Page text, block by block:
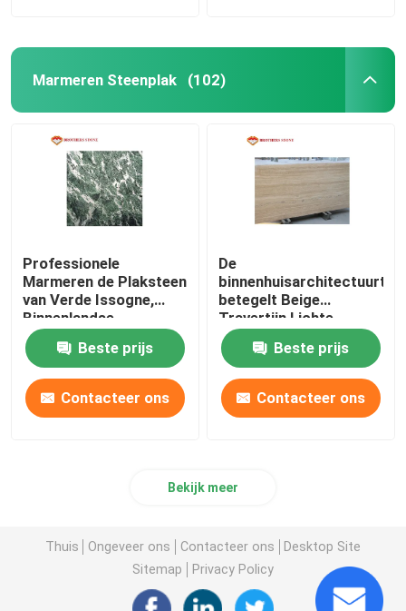
Marmeren Steenplak (102)
Professionele
Marmeren de Plaksteen
van Verde Issogne,
Binnenlandse
Marmeren Vloertegel
Beste prijs
Contacteer ons
De
betegelt Beige
Travertijn Lichte
Roestige Travertijn
Beste prijs
Contacteer ons
Bekijk meer
Thuis Ongeveer ons Contacteer ons
Desktop Site
Sitemap
Privacy Policy